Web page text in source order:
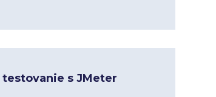
testovanie s JMeter